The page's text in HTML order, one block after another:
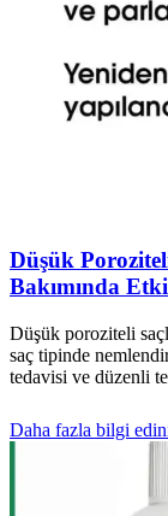
Düşük
Bakımında
Düşük poroziteli
saç tipinde
tedavisi ve düzenli
Daha fazla bilgi